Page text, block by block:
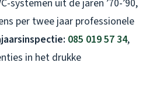
systemen uit de jaren ’70-’90,
per twee jaar professionele
085 019 57 34,
in het drukke